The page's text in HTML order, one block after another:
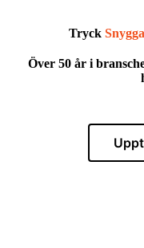
Tryck Snygga
Över 50 år i